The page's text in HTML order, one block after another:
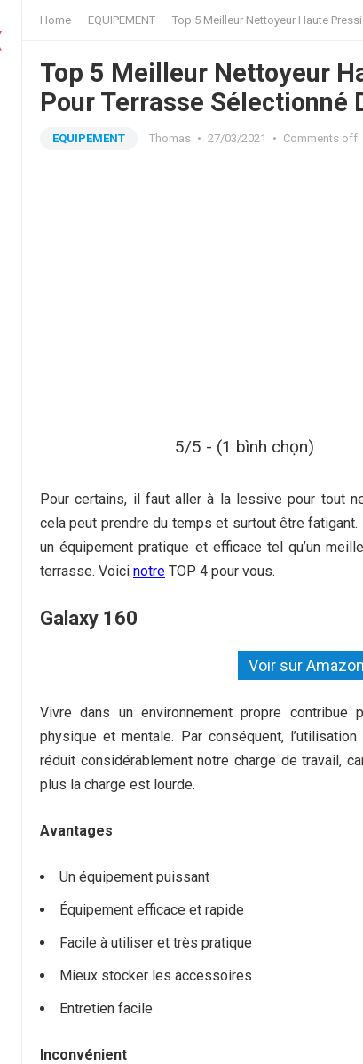
Home EQUIPEMENT Top 5 Meilleur Nettoyeur Haute
Top 5 Meilleur Nettoyeur
Pour Terrasse Sélectionné
EQUIPEMENT Thomas • 27/03/2021 • Comments off
5/5 - (1 bình chọn)
Pour certains, il faut aller à la lessive pour tout
cela peut prendre du temps et surtout être
un équipement pratique et efficace tel qu’un
terrasse. Voici notre TOP 4 pour vous.
Galaxy 160
Voir sur Amazon
Vivre dans un environnement propre contribue
physique et mentale. Par conséquent,
réduit considérablement notre charge de travail,
plus la charge est lourde.
Avantages
Un équipement puissant
Équipement efficace et rapide
Facile à utiliser et très pratique
Mieux stocker les accessoires
Entretien facile
Inconvénient